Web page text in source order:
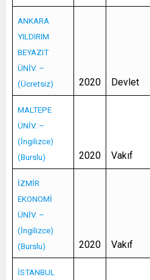
ANKARA
YILDIRIM
BEYAZIT
ÜNİV. –
(Ücretsiz)
2020 Devlet
MALTEPE
ÜNİV. –
(İngilizce)
(Burslu)
2020 Vakıf
İZMİR
EKONOMİ
ÜNİV. –
(İngilizce)
(Burslu)
2020 Vakıf
İSTANBUL